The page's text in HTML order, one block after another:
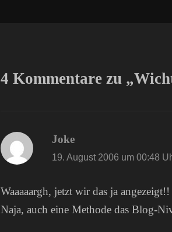
4 Kommentare zu
Joke
19. August 2006 um 00:48
Waaaaargh, jetzt wir das ja
Naja, auch eine Methode das Blog-